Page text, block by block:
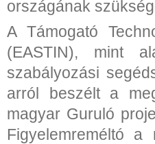
országának
A Támogató
(EASTIN), mint
szabályozási
arról beszélt a
magyar Guruló
Figyelemreméltó a